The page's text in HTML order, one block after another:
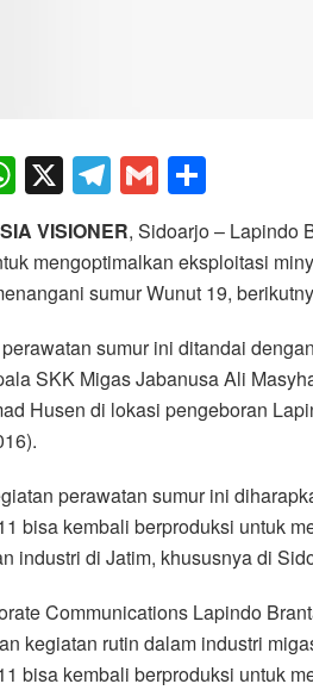
W
h
at
s
p
p
X T
el
e
gr
m
G
m
ail
h
ar
e
VISIONER, Sidoarjo – Lapindo
mengoptimalkan eksploitasi
sumur Wunut 19,
sumur ini ditandai
SKK Migas Jabanusa Ali
Husen di lokasi pengeboran
perawatan sumur ini
bisa kembali berproduksi untuk
industri di Jatim, khususnya di
Communications Lapindo
kegiatan rutin dalam industri
bisa kembali berproduksi untuk